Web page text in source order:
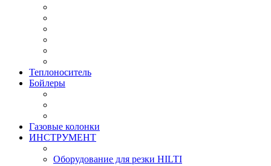
Теплоноситель
Бойлеры
Газовые колонки
ИНСТРУМЕНТ
Оборудование для резки HILTI